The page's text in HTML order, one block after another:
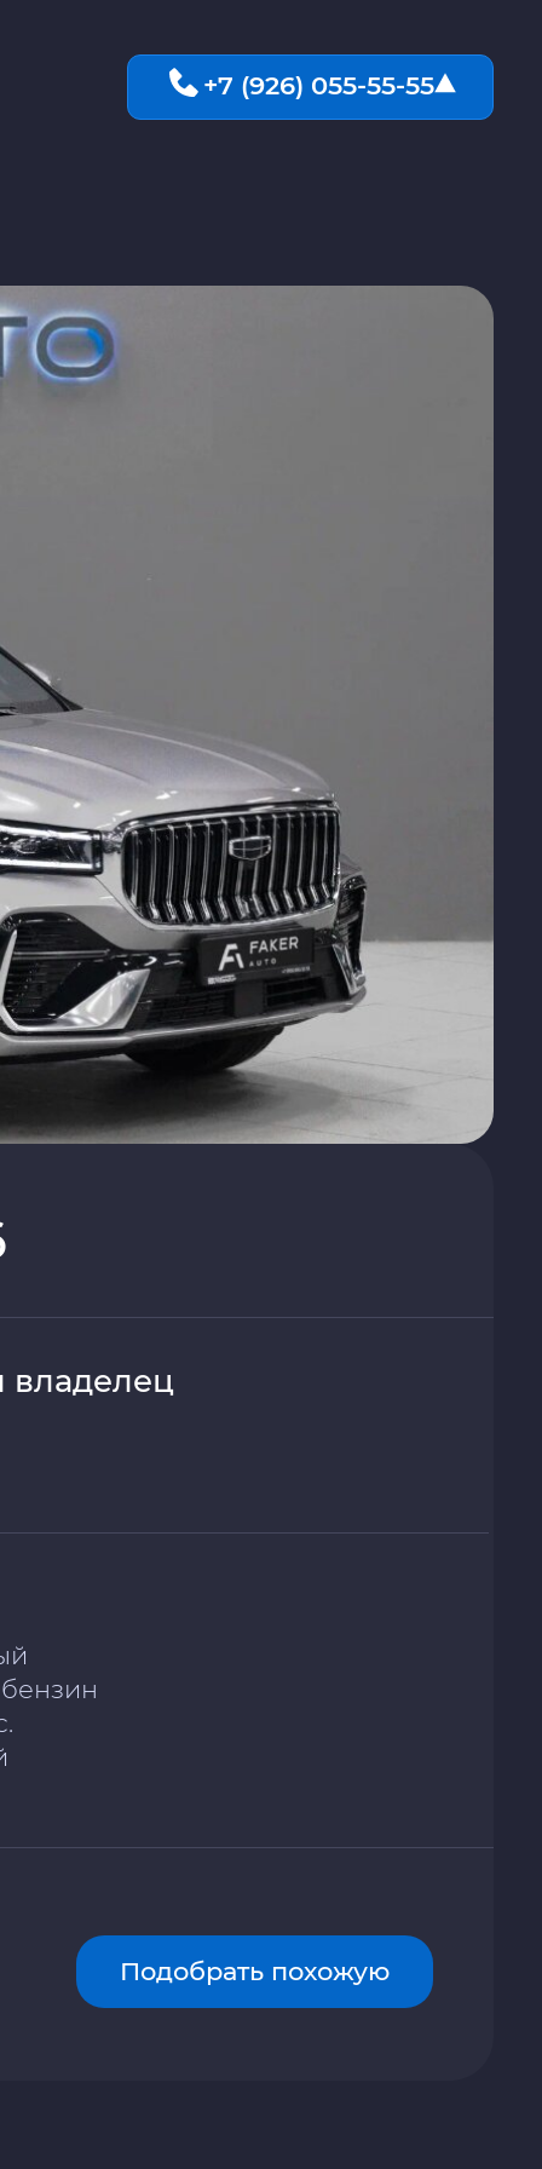
+7 (926) 055-55-55
Подобрать похожую